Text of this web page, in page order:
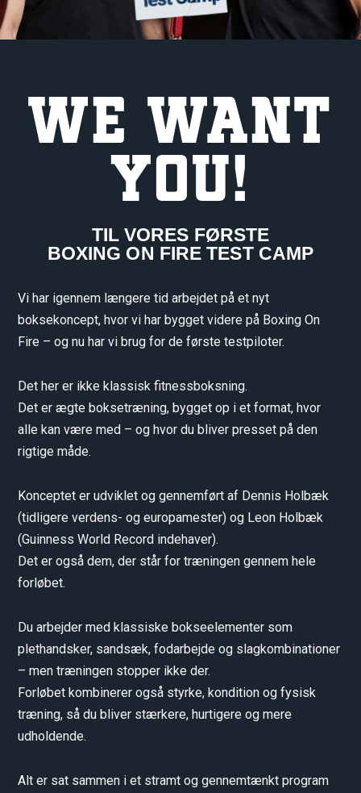
WE WANT
YOU!
TIL VORES FØRSTE
BOXING ON FIRE TEST CAMP
Vi har igennem længere tid arbejdet på et nyt
boksekoncept, hvor vi har bygget videre på Boxing On
Fire – og nu har vi brug for de første testpiloter.
Det her er ikke klassisk fitnessboksning.
Det er ægte boksetræning, bygget op i et format, hvor
alle kan være med – og hvor du bliver presset på den
rigtige måde.
Konceptet er udviklet og gennemført af Dennis Holbæk
(tidligere verdens- og europamester) og Leon Holbæk
(Guinness World Record indehaver).
Det er også dem, der står for træningen gennem hele
forløbet.
Du arbejder med klassiske bokseelementer som
plethandsker, sandsæk, fodarbejde og slagkombinationer
– men træningen stopper ikke der.
Forløbet kombinerer også styrke, kondition og fysisk
træning, så du bliver stærkere, hurtigere og mere
udholdende.
Alt er sat sammen i et stramt og gennemtænkt program